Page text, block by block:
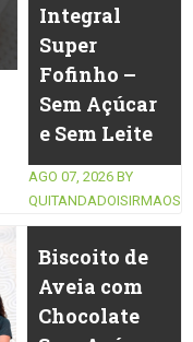
Integral
Super
Fofinho –
Sem Açúcar
e Sem Leite
AGO 07, 2026 BY
QUITANDADOISIRMAOS
Biscoito de
Aveia com
Chocolate